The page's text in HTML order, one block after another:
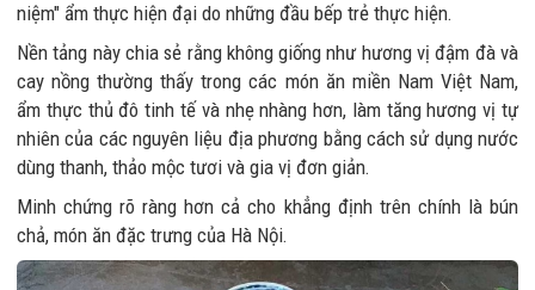
niệm" ẩm thực hiện đại do những đầu bếp trẻ thực hiện.
Nền tảng này chia sẻ rằng không giống như hương vị đậm đà và
cay nồng thường thấy trong các món ăn miền Nam Việt Nam,
ẩm thực thủ đô tinh tế và nhẹ nhàng hơn, làm tăng hương vị tự
nhiên của các nguyên liệu địa phương bằng cách sử dụng nước
dùng thanh, thảo mộc tươi và gia vị đơn giản.
Minh chứng rõ ràng hơn cả cho khẳng định trên chính là bún
chả, món ăn đặc trưng của Hà Nội.